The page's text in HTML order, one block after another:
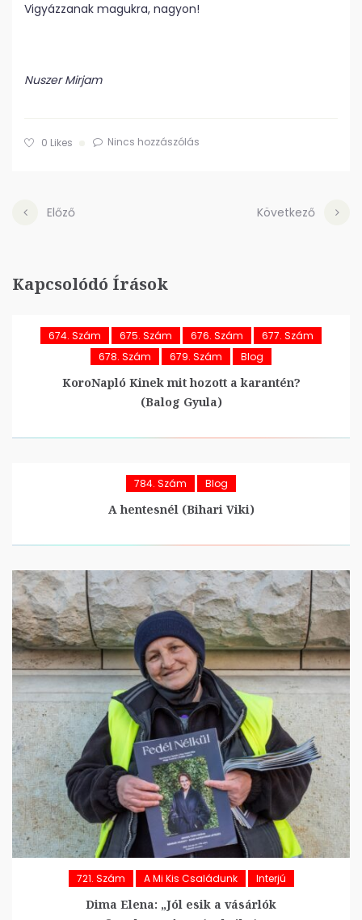
Vigyázzanak magukra, nagyon!
Nuszer Mirjam
0 Likes Nincs hozzászólás
Előző Következő
Kapcsolódó Írások
674. Szám 675. Szám 676. Szám
677. Szám
678. Szám
679. Szám Blog
KoroNapló Kinek mit hozott a karantén?
(Balog Gyula)
784. Szám Blog
A hentesnél (Bihari Viki)
721. Szám A Mi Kis Családunk Interjú
Dima Elena: „Jól esik a vásárlók